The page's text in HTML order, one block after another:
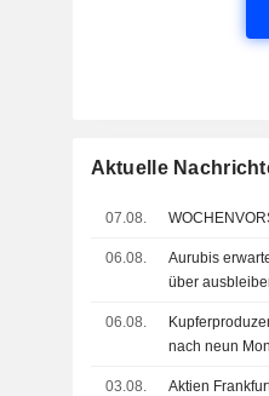
Aktuelle
07.08.
06.08.
Aurubis
über
06.08.
nach neun
03.08. Aktien